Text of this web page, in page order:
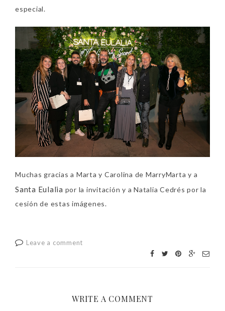
especial.
Muchas gracias a Marta y Carolina de MarryMarta y a
Santa Eulalia por la invitación y a Natalia Cedrés por la
cesión de estas imágenes.
Leave a comment
WRITE A COMMENT